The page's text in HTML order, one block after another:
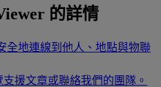
的詳情
全地連線到他人、地點與物聯
支援文章或聯絡我們的團隊。